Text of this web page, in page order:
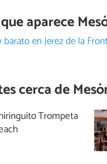
aparece
en Jerez de la
cerca de
Trompeta